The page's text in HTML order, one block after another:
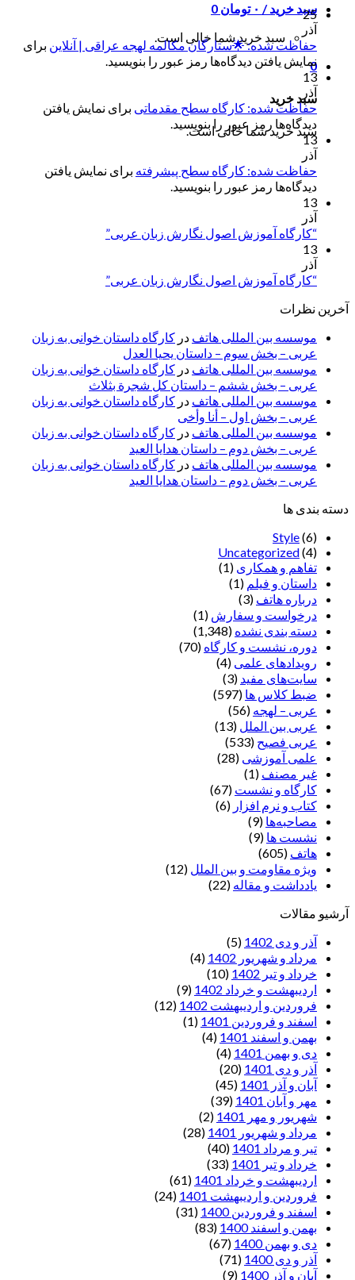
سبد خرید / ۰ تومان 0
سبد خرید شما خالی است.
0
سبد خرید
سبد خرید شما خالی است.
25
آذر
حفاظت شده: 🌟ستارگان مکالمه لهجه عراقی | آنلاین برای
نمایش یافتن دیدگاه‌ها رمز عبور را بنویسید.
13
آذر
حفاظت شده: کارگاه سطح مقدماتی برای نمایش یافتن
دیدگاه‌ها رمز عبور را بنویسید.
13
آذر
حفاظت شده: کارگاه سطح پیشرفته برای نمایش یافتن
دیدگاه‌ها رمز عبور را بنویسید.
13
آذر
“کارگاه آموزش اصول نگارش زبان عربی”
13
آذر
“کارگاه آموزش اصول نگارش زبان عربی”
آخرین نظرات
موسسه بین المللی هاتف در کارگاه داستان خوانی به زبان
عربی – بخش سوم – داستان یحیا العدل
موسسه بین المللی هاتف در کارگاه داستان خوانی به زبان
عربی – بخش ششم – داستان کل شجرة بثلاث
موسسه بین المللی هاتف در کارگاه داستان خوانی به زبان
عربی – بخش اول – أنا وأخی
موسسه بین المللی هاتف در کارگاه داستان خوانی به زبان
عربی – بخش دوم – داستان هدایا العید
موسسه بین المللی هاتف در کارگاه داستان خوانی به زبان
عربی – بخش دوم – داستان هدایا العید
دسته بندی ها
Style(6)
Uncategorized(4)
تفاهم و همکاری (1)
داستان و فیلم (1)
درباره هاتف (3)
درخواست و سفارش (1)
دسته بندی نشده (1,348)
دوره، نشست و کارگاه (70)
رویدادهای علمی (4)
سایت‌های مفید (3)
ضبط کلاس ها (597)
عربی – لهجه (56)
عربی بین الملل (13)
عربی فصیح (533)
علمی آموزشی (28)
غير مصنف (1)
کارگاه و نشست (67)
کتاب و نرم افزار (6)
مصاحبه‌ها (9)
نشست ها (9)
هاتف (605)
ویژه مقاومت و بین الملل (12)
یادداشت‌ و مقاله (22)
آرشیو مقالات
آذر و دی 1402
(5)
مرداد و شهریور 1402
(4)
خرداد و تیر 1402
(10)
اردیبهشت و خرداد 1402
(9)
فروردین و اردیبهشت 1402
(12)
اسفند و فروردین 1401
(1)
بهمن و اسفند 1401
(4)
دی و بهمن 1401
(4)
آذر و دی 1401
(20)
آبان و آذر 1401
(45)
مهر و آبان 1401
(39)
شهریور و مهر 1401
(2)
مرداد و شهریور 1401
(28)
تیر و مرداد 1401
(40)
خرداد و تیر 1401
(33)
اردیبهشت و خرداد 1401
(61)
فروردین و اردیبهشت 1401
(24)
اسفند و فروردین 1400
(31)
بهمن و اسفند 1400
(83)
دی و بهمن 1400
(67)
آذر و دی 1400
(71)
آبان و آذر 1400
(9)